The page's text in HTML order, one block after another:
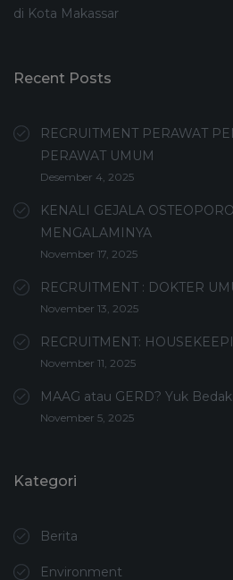
di Kota Makassar
Recent Posts
RECRUITMENT PERAWAT
PERAWAT UMUM
Desember 4, 2025
KENALI GEJALA
MENGALAMINYA
November 17, 2025
RECRUITMENT : DOKTER
November 13, 2025
RECRUITMENT:
November 11, 2025
MAAG atau GERD? Yuk
November 5, 2025
Kategori
Berita
Environment